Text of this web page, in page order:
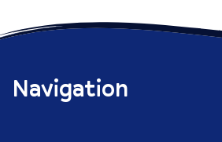
a
t
e
Navigation